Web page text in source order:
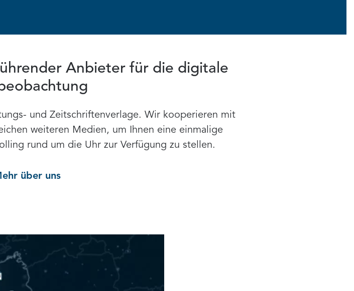
Anbieter für die digitale
und Zeitschriftenverlage. Wir kooperieren mit
weiteren Medien, um Ihnen eine einmalige
rund um die Uhr zur Verfügung zu stellen.
über uns